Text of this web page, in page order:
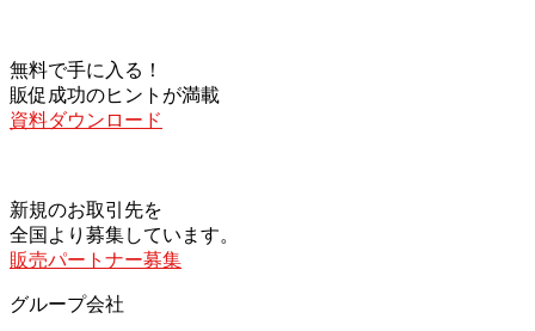
無料で手に入る！
販促成功のヒントが満載
資料ダウンロード
新規のお取引先を
全国より募集しています。
販売パートナー募集
グループ会社